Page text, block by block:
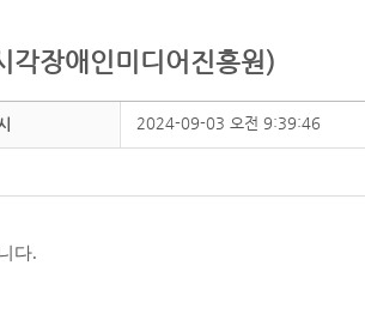
장애인미디어진흥원)
2024-09-03 오전 9:39:46
다.